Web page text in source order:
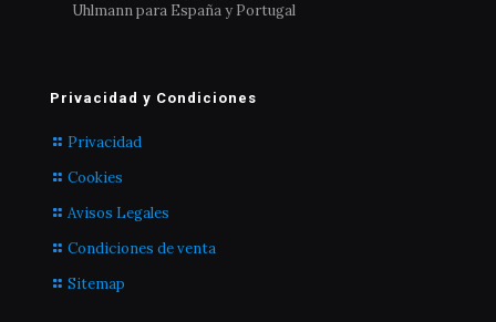
Uhlmann para España y Portugal
Privacidad y Condiciones
Privacidad
Cookies
Avisos Legales
Condiciones de venta
Sitemap